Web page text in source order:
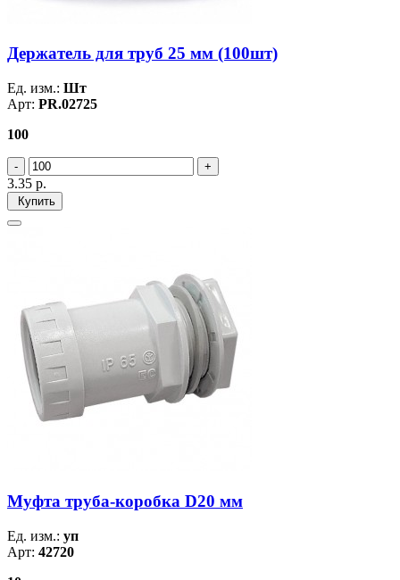
Держатель для труб 25 мм (100шт)
Ед. изм.: Шт
Арт: PR.02725
100
3.35 р.
Купить
Муфта труба-коробка D20 мм
Ед. изм.: уп
Арт: 42720